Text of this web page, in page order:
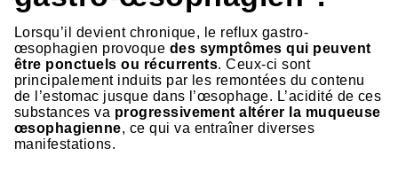
Lorsqu’il devient chronique, le reflux gastro-
œsophagien provoque des symptômes qui peuvent
être ponctuels ou récurrents. Ceux-ci sont
principalement induits par les remontées du contenu
de l’estomac jusque dans l’œsophage. L’acidité de ces
substances va progressivement altérer la muqueuse
œsophagienne, ce qui va entraîner diverses
manifestations.